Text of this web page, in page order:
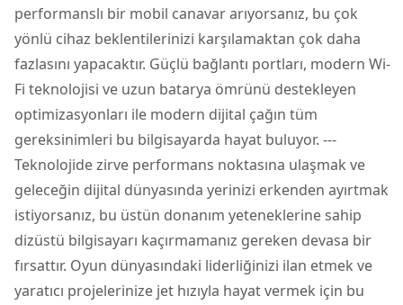
performanslı bir mobil canavar arıyorsanız, bu çok
yönlü cihaz beklentilerinizi karşılamaktan çok daha
fazlasını yapacaktır. Güçlü bağlantı portları, modern Wi-
Fi teknolojisi ve uzun batarya ömrünü destekleyen
optimizasyonları ile modern dijital çağın tüm
gereksinimleri bu bilgisayarda hayat buluyor. ---
Teknolojide zirve performans noktasına ulaşmak ve
geleceğin dijital dünyasında yerinizi erkenden ayırtmak
istiyorsanız, bu üstün donanım yeteneklerine sahip
dizüstü bilgisayarı kaçırmamanız gereken devasa bir
fırsattır. Oyun dünyasındaki liderliğinizi ilan etmek ve
yaratıcı projelerinize jet hızıyla hayat vermek için bu